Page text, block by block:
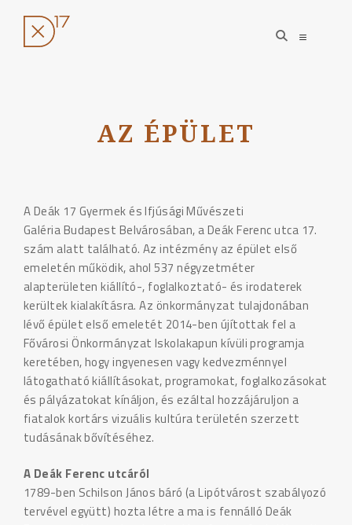
open
search
open
AZ ÉPÜLET
A Deák 17 Gyermek és Ifjúsági Művészeti
Galéria Budapest Belvárosában, a Deák Ferenc utca 17.
szám alatt található. Az intézmény az épület első
emeletén működik, ahol 537 négyzetméter
alapterületen kiállító-, foglalkoztató- és irodaterek
kerültek kialakításra. Az önkormányzat tulajdonában
lévő épület első emeletét 2014-ben újítottak fel a
Fővárosi Önkormányzat Iskolakapun kívüli programja
keretében, hogy ingyenesen vagy kedvezménnyel
látogatható kiállításokat, programokat, foglalkozásokat
és pályázatokat kínáljon, és ezáltal hozzájáruljon a
fiatalok kortárs vizuális kultúra területén szerzett
tudásának bővítéséhez.
A Deák Ferenc utcáról
1789-ben Schilson János báró (a Lipótvárost szabályozó
tervével együtt) hozta létre a ma is fennálló Deák